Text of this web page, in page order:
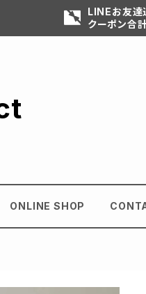
LINEお友達
クーポン合
ONLINE SHOP